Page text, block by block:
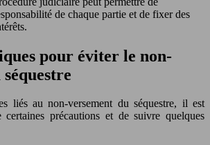
de chaque partie et de fixer des
pour éviter le non-
liés au non-versement du séquestre, il est
certaines précautions et de suivre quelques